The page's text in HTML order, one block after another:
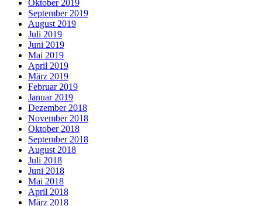
Oktober 2019
September 2019
August 2019
Juli 2019
Juni 2019
Mai 2019
April 2019
März 2019
Februar 2019
Januar 2019
Dezember 2018
November 2018
Oktober 2018
September 2018
August 2018
Juli 2018
Juni 2018
Mai 2018
April 2018
März 2018